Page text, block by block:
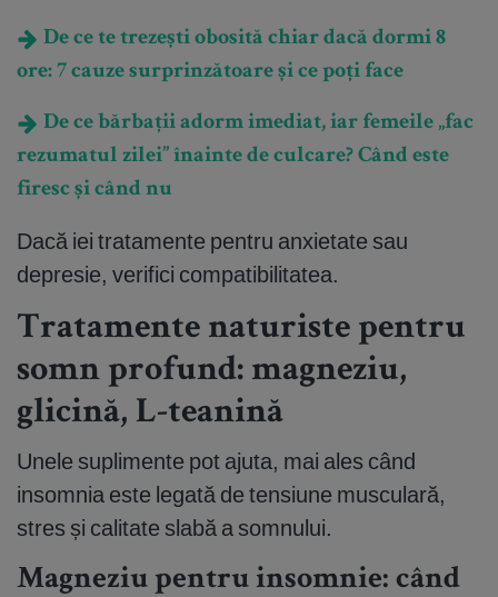
De ce te trezești obosită chiar dacă dormi 8
ore: 7 cauze surprinzătoare și ce poți face
De ce bărbații adorm imediat, iar femeile „fac
rezumatul zilei” înainte de culcare? Când este
firesc și când nu
Dacă iei tratamente pentru anxietate sau
depresie, verifici compatibilitatea.
Tratamente naturiste pentru
somn profund: magneziu,
glicină, L-teanină
Unele suplimente pot ajuta, mai ales când
insomnia este legată de tensiune musculară,
stres și calitate slabă a somnului.
Magneziu pentru insomnie: când